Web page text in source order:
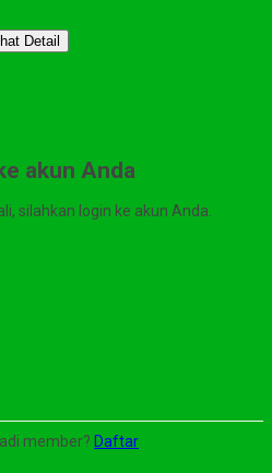
Detail
akun Anda
silahkan login ke akun Anda.
member? Daftar